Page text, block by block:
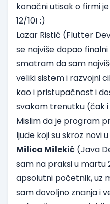
konačni utisak o firmi
12/10! :)
Lazar Ristić (Flutter
se najviše dopao
smatram da sam
veliki sistem i razvojni
kao i pristupačnost i
svakom trenutku (čak
Mislim da je program
ljude koji su skroz novi
Milica Milekić (Java
sam na praksi u martu
apsolutni početnik, uz
sam dovoljno znanja i